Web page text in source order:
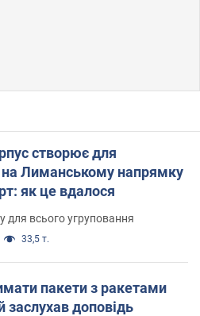
створює для
на Лиманському напрямку
як це вдалося
для всього угруповання
33,5 т.
пакети з ракетами
доповідь